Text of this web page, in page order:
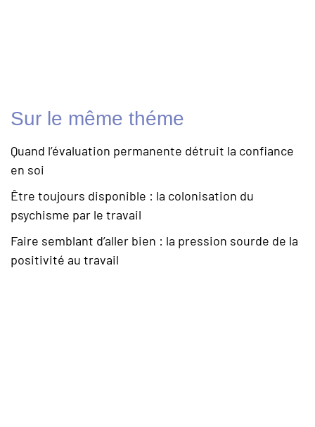
Sur le même théme
Quand l’évaluation permanente détruit la confiance
en soi
Être toujours disponible : la colonisation du
psychisme par le travail
Faire semblant d’aller bien : la pression sourde de la
positivité au travail